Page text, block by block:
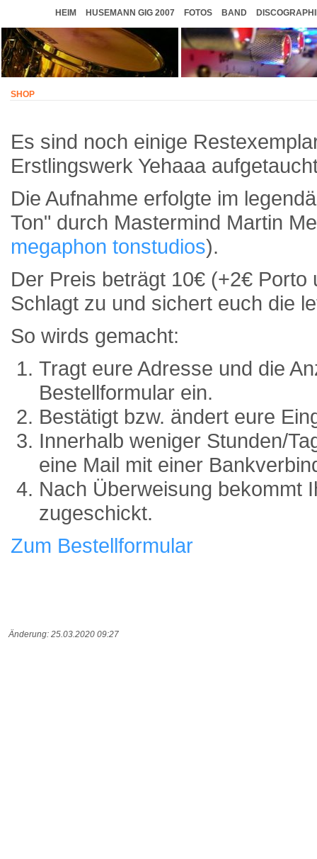
HEIM HUSEMANN GIG 2007 FOTOS BAND
SHOP
Es sind noch einige
Erstlingswerk Yehaaa
Die Aufnahme erfolgte im
Ton" durch Mastermind Martin
megaphon tonstudios).
Der Preis beträgt 10€ (+2€ Porto
Schlagt zu und sichert euch die
So wirds gemacht:
Tragt eure Adresse und die
Bestellformular ein.
Bestätigt bzw. ändert eure
Innerhalb weniger Stunden/
eine Mail mit einer
Nach Überweisung bekommt
zugeschickt.
Zum Bestellformular
Änderung: 25.03.2020 09:27